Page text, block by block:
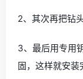
2、其次再把钻
3、最后用专用
固，这样就安装